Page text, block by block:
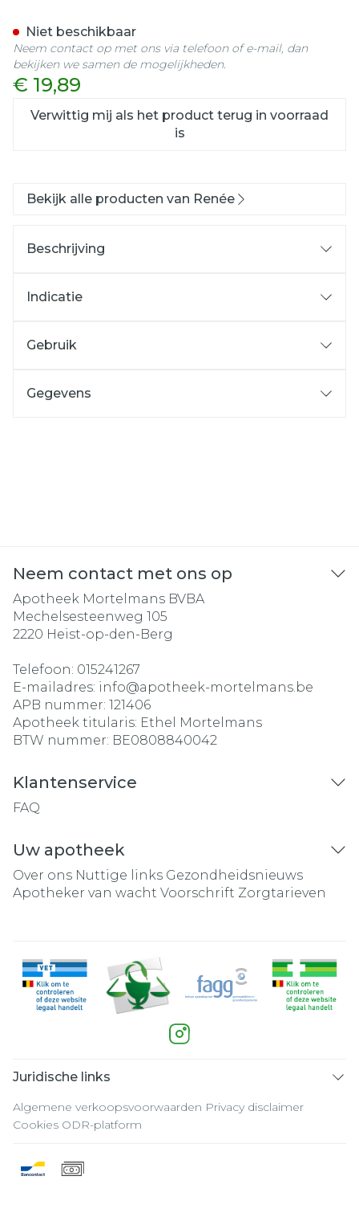
€ 19,89
Verwittig mij als het product terug in voorraad
is
Niet beschikbaar
Neem contact op met ons via telefoon of e-mail, dan
bekijken we samen de mogelijkheden.
Bekijk alle producten van Renée
Beschrijving
Indicatie
Gebruik
Gegevens
Neem contact met ons op
Apotheek Mortelmans BVBA
Mechelsesteenweg 105
2220 Heist-op-den-Berg
Telefoon: 015241267
E-mailadres: info@apotheek-mortelmans.be
APB nummer: 121406
Apotheek titularis: Ethel Mortelmans
BTW nummer: BE0808840042
Klantenservice
FAQ
Uw apotheek
Over ons Nuttige links Gezondheidsnieuws
Apotheker van wacht Voorschrift Zorgtarieven
Juridische links
Algemene verkoopsvoorwaarden Privacy disclaimer
Cookies ODR-platform